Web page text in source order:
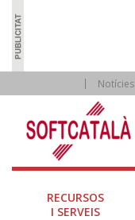
Notícies
RECURSOS
I SERVEIS